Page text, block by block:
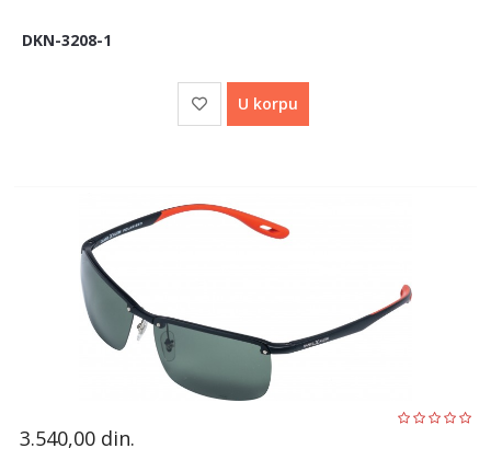
DKN-3208-1
U korpu
3.540,00 din.